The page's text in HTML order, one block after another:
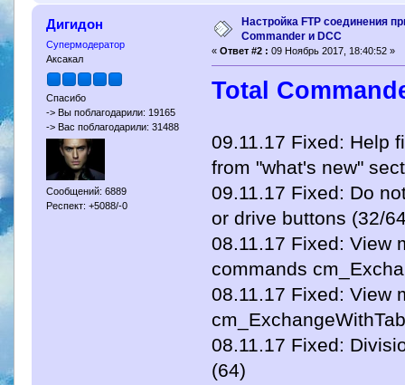
Дигидон
Супермодератор
Аксакал
Спасибо
-> Вы поблагодарили: 19165
-> Вас поблагодарили: 31488
Сообщений: 6889
Респект: +5088/-0
Настройка FTP соединения
Commander и DCC
«Ответ #2 : 09 Ноябрь 2017, 18:40:52 »
Total
09.11.17 Fixed: Help
from "what's new"
09.11.17 Fixed: Do
or drive buttons (32/
08.11.17 Fixed: View
commands
08.11.17 Fixed: View
08.11.17 Fixed:
(64)